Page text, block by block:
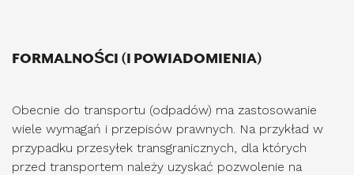
FORMALNOŚCI (I POWIADOMIENIA)
Obecnie do transportu (odpadów) ma zastosowanie
wiele wymagań i przepisów prawnych. Na przykład w
przypadku przesyłek transgranicznych, dla których
przed transportem należy uzyskać pozwolenie na